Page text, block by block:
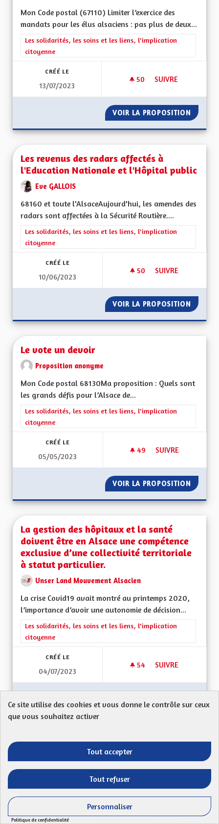
Mon Code postal (67110) Limiter l’exercice des
mandats pour les élus alsaciens : pas plus de deux...
Filtrer les résultats de la catégorie : Les solidarités, les soins
Les solidarités, les soins et les liens, l'implication
citoyenne
CRÉÉ LE
13/07/2023
50 50 ABONNÉS
SUIVRE
VOIR LA PROPOSITION
Les revenus des radars affectés à
l'Education Nationale et l'Hôpital public
Eve GALLOIS
68160 et toute l'AlsaceAujourd'hui, les amendes des
radars sont affectées à la Sécurité Routière....
Filtrer les résultats de la catégorie : Les solidarités, les soins
Les solidarités, les soins et les liens, l'implication
citoyenne
CRÉÉ LE
10/06/2023
50 50 ABONNÉS
SUIVRE
VOIR LA PROPOSITION LES
Le vote un devoir
Proposition anonyme
Mon Code postal 68130Ma proposition : Quels sont
les grands défis pour l’Alsace de...
Filtrer les résultats de la catégorie : Les solidarités, les soins
Les solidarités, les soins et les liens, l'implication
citoyenne
CRÉÉ LE
05/05/2023
49 49 ABONNÉS
SUIVRE
VOIR LA PROPOSITION LE
La gestion des hôpitaux et la santé
doivent être en Alsace une compétence
exclusive d’une collectivité territoriale
à statut particulier.
Unser Land Mouvement Alsacien
La crise Covid19 avait montré au printemps 2020,
l’importance d’avoir une autonomie de décision...
Filtrer les résultats de la catégorie : Les solidarités, les soins
Les solidarités, les soins et les liens, l'implication
citoyenne
CRÉÉ LE
04/07/2023
54 54 ABONNÉS
SUIVRE
L'attractivité des métiers du social
DECOULLANGE
Mon Code postal : 67600Mon constat : Les métiers
du social traversent une réelle crise de...
Filtrer les résultats de la catégorie : Les solidarités, les soins
Les solidarités, les soins et les liens, l'implication
citoyenne
Ce site utilise des cookies et vous donne le contrôle sur ceux
que vous souhaitez activer
Tout accepter
Tout refuser
Personnaliser
Politique de confidentialité